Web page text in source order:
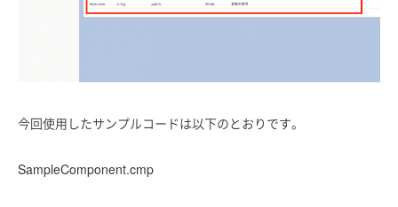
今回使用したサンプルコードは以下のとおりです。
SampleComponent.cmp